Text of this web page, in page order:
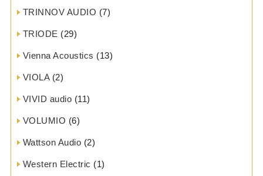
TRINNOV AUDIO (7)
TRIODE (29)
Vienna Acoustics (13)
VIOLA(2)
VIVID audio (11)
VOLUMIO (6)
Wattson Audio (2)
Western Electric (1)